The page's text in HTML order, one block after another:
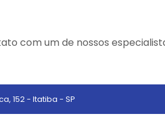
com um de nossos
152 - Itatiba - SP